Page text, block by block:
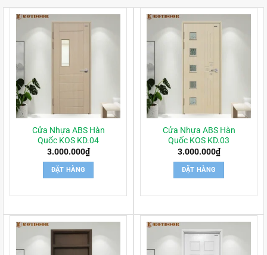
Cửa Nhựa ABS Hàn
Quốc KOS KD.04
3.000.000₫
ĐẶT HÀNG
Cửa Nhựa ABS Hàn
Quốc KOS KD.03
3.000.000₫
ĐẶT HÀNG